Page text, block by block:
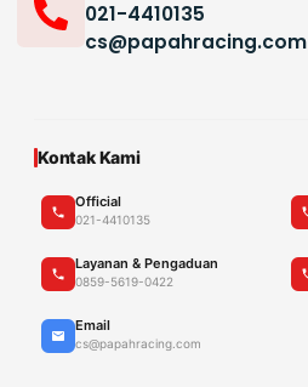
021-4410135
cs@papahracing.com
Kontak Kami
Official
021-4410135
Layanan & Pengaduan
0859-5619-0422
Email
cs@papahracing.com